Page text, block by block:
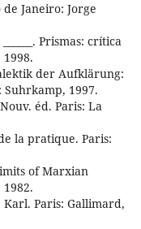
Janeiro: Jorge
Prismas: crítica
der Aufklärung:
1997.
éd. Paris: La
la pratique. Paris:
of Marxian
Karl. Paris: Gallimard,